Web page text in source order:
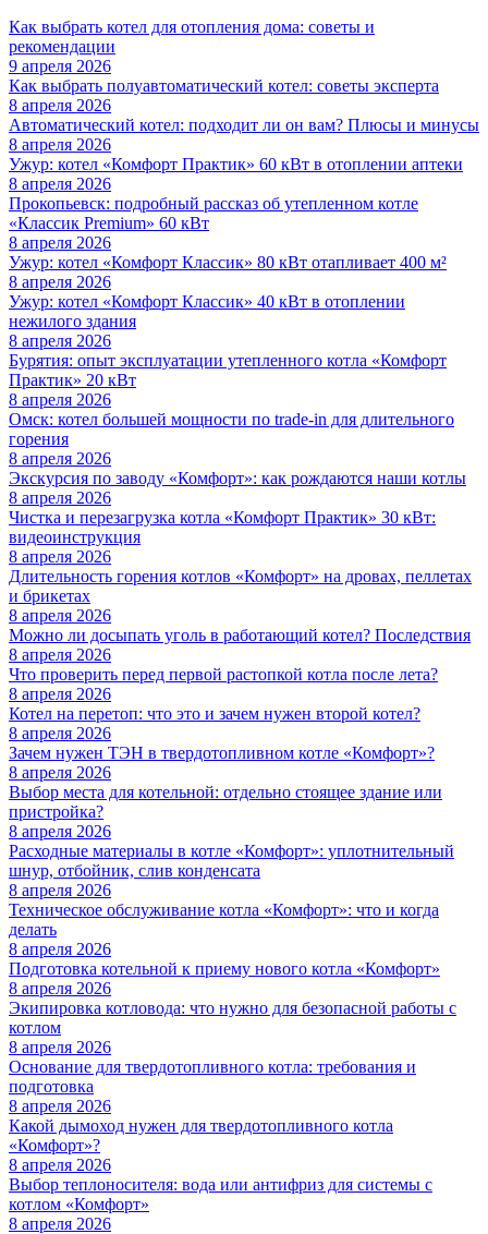
Как выбрать котел для отопления дома: советы и
рекомендации
9 апреля 2026
Как выбрать полуавтоматический котел: советы эксперта
8 апреля 2026
Автоматический котел: подходит ли он вам? Плюсы и минусы
8 апреля 2026
Ужур: котел «Комфорт Практик» 60 кВт в отоплении аптеки
8 апреля 2026
Прокопьевск: подробный рассказ об утепленном котле
«Классик Premium» 60 кВт
8 апреля 2026
Ужур: котел «Комфорт Классик» 80 кВт отапливает 400 м²
8 апреля 2026
Ужур: котел «Комфорт Классик» 40 кВт в отоплении
нежилого здания
8 апреля 2026
Бурятия: опыт эксплуатации утепленного котла «Комфорт
Практик» 20 кВт
8 апреля 2026
Омск: котел большей мощности по trade-in для длительного
горения
8 апреля 2026
Экскурсия по заводу «Комфорт»: как рождаются наши котлы
8 апреля 2026
Чистка и перезагрузка котла «Комфорт Практик» 30 кВт:
видеоинструкция
8 апреля 2026
Длительность горения котлов «Комфорт» на дровах, пеллетах
и брикетах
8 апреля 2026
Можно ли досыпать уголь в работающий котел? Последствия
8 апреля 2026
Что проверить перед первой растопкой котла после лета?
8 апреля 2026
Котел на перетоп: что это и зачем нужен второй котел?
8 апреля 2026
Зачем нужен ТЭН в твердотопливном котле «Комфорт»?
8 апреля 2026
Выбор места для котельной: отдельно стоящее здание или
пристройка?
8 апреля 2026
Расходные материалы в котле «Комфорт»: уплотнительный
шнур, отбойник, слив конденсата
8 апреля 2026
Техническое обслуживание котла «Комфорт»: что и когда
делать
8 апреля 2026
Подготовка котельной к приему нового котла «Комфорт»
8 апреля 2026
Экипировка котловода: что нужно для безопасной работы с
котлом
8 апреля 2026
Основание для твердотопливного котла: требования и
подготовка
8 апреля 2026
Какой дымоход нужен для твердотопливного котла
«Комфорт»?
8 апреля 2026
Выбор теплоносителя: вода или антифриз для системы с
котлом «Комфорт»
8 апреля 2026